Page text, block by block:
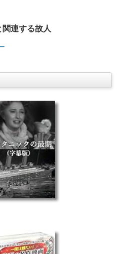
関連する故人